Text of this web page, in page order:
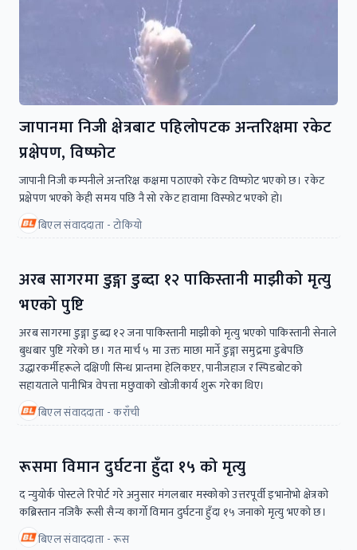
जापानमा निजी क्षेत्रबाट पहिलोपटक अन्तरिक्षमा रकेट
प्रक्षेपण, विष्फोट
जापानी निजी कम्पनीले अन्तरिक्ष कक्षमा पठाएको रकेट विष्फोट भएकाे छ। रकेट
प्रक्षेपण भएको केही समय पछि नै सो रकेट हावामा विस्फोट भएकाे हाे।
बिएल संवाददाता - टाेकियाे
अरब सागरमा डुङ्गा डुब्दा १२ पाकिस्तानी माझीको मृत्यु
भएको पुष्टि
अरब सागरमा डुङ्गा डुब्दा १२ जना पाकिस्तानी माझीको मृत्यु भएको पाकिस्तानी सेनाले
बुधबार पुष्टि गरेको छ। गत मार्च ५ मा उक्त माछा मार्ने डुङ्गा समुद्रमा डुबेपछि
उद्धारकर्मीहरूले दक्षिणी सिन्ध प्रान्तमा हेलिकप्टर, पानीजहाज र स्पिडबोटको
सहायताले पानीभित्र वेपत्ता मछुवाको खोजीकार्य शुरू गरेका थिए।
बिएल संवाददाता - कराँची
रूसमा विमान दुर्घटना हुँदा १५ को मृत्यु
द न्युयोर्क पोस्टले रिपोर्ट गरे अनुसार मंगलबार मस्कोको उत्तरपूर्वी इभानोभो क्षेत्रको
कब्रिस्तान नजिकै रूसी सैन्य कार्गो विमान दुर्घटना हुँदा १५ जनाको मृत्यु भएको छ।
बिएल संवाददाता - रूस